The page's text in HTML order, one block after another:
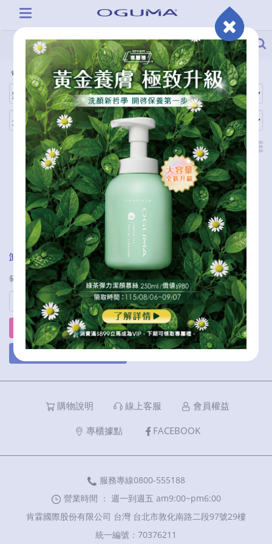
全商品 使用步驟
卸妝油(全臉，乳化型)
$980 $980
立刻購買
加入購物車
購物說明 線上客服 會員權益
專櫃據點 FACEBOOK
服務專線0800-555188
營業時間 ： 週一到週五 am9:00~pm6:00
肯霖國際股份有限公司 台灣 台北市敦化南路二段97號29樓
統一編號：70376211